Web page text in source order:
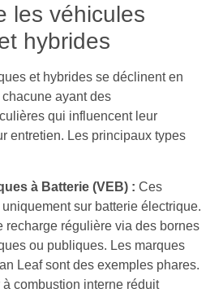
les véhicules
hybrides
et hybrides se déclinent en
ayant des
qui influencent leur
entretien. Les principaux types
à Batterie (VEB) : Ces
sur batterie électrique.
recharge régulière via des bornes
ou publiques. Les marques
Leaf sont des exemples phares.
à combustion interne réduit